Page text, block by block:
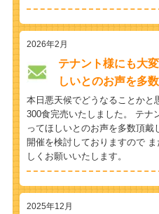
2026年2月
テナント様にも大
しいとのお声を多
本日悪天候でどうなることかと
300食完売いたしました。 テナ
ってほしいとのお声を多数頂戴
開催を検討しておりますので
しくお願いいたします。
2025年12月